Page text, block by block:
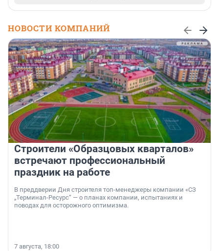
НОВОСТИ КОМПАНИЙ
Строители «Образцовых кварталов»
встречают профессиональный
праздник на работе
В преддверии Дня строителя топ-менеджеры компании «СЗ
„Терминал-Ресурс“ — о планах компании, испытаниях и
поводах для осторожного оптимизма.
7 августа, 18:00